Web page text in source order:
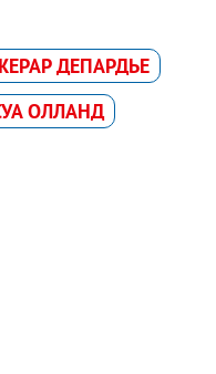
ДЕПАРДЬЕ
ОЛЛАНД